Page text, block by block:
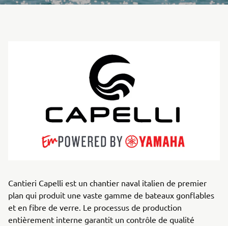
Cantieri Capelli est un chantier naval italien de premier
plan qui produit une vaste gamme de bateaux gonflables
et en fibre de verre. Le processus de production
entièrement interne garantit un contrôle de qualité